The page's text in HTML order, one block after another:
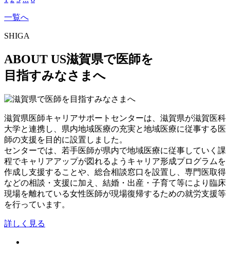
一覧へ
SHIGA
ABOUT US滋賀県で医師を
目指すみなさまへ
滋賀県医師キャリアサポートセンターは、滋賀県が滋賀医科
大学と連携し、県内地域医療の充実と地域医療に従事する医
師の支援を目的に設置しました。
センターでは、若手医師が県内で地域医療に従事していく課
程でキャリアアップが図れるようキャリア形成プログラムを
作成し支援することや、総合相談窓口を設置し、専門医取得
などの相談・支援に加え、結婚・出産・子育て等により臨床
現場を離れている女性医師が現場復帰するための就労支援等
を行っています。
詳しく見る